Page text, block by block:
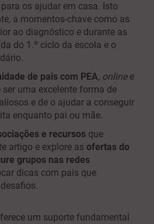
os ajudar em casa. Isto
a momentos-chave como as
ao diagnóstico e durante as
do 1.º ciclo da escola e o
de pais com PEA, onlinee
uma excelente forma de
e de o ajudar a conseguir
enquanto pai ou mãe.
e recursos que
artigo e explore as ofertas do
grupos nas redes
dicas com pais que
um suporte fundamental